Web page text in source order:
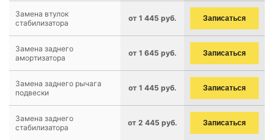
Замена втулок
стабилизатора
от 1 445 руб. Записаться
Замена заднего
амортизатора
от 1 645 руб. Записаться
Замена заднего рычага
подвески
от 1 445 руб. Записаться
Замена заднего
стабилизатора
от 2 445 руб. Записаться